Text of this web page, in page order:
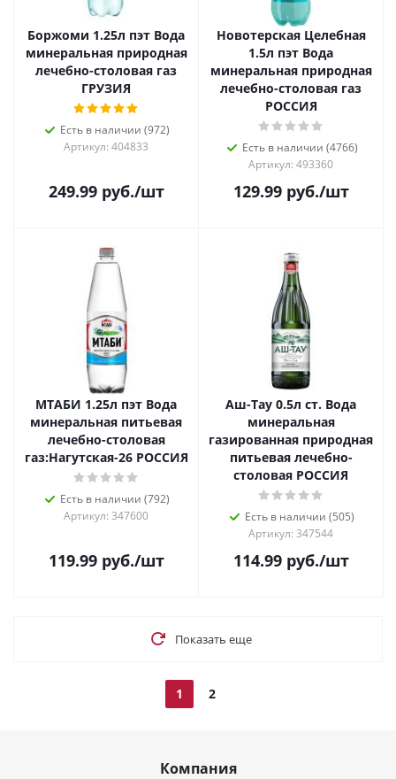
Боржоми 1.25л пэт Вода
минеральная природная
лечебно-столовая газ
ГРУЗИЯ
Есть в наличии (972)
Артикул: 404833
249.99руб./шт
Новотерская Целебная
1.5л пэт Вода
минеральная природная
лечебно-столовая газ
РОССИЯ
Есть в наличии (4766)
Артикул: 493360
129.99руб./шт
МТАБИ 1.25л пэт Вода
минеральная питьевая
лечебно-столовая
газ:Нагутская-26 РОССИЯ
Есть в наличии (792)
Артикул: 347600
119.99руб./шт
Аш-Тау 0.5л ст. Вода
минеральная
газированная природная
питьевая лечебно-
столовая РОССИЯ
Есть в наличии (505)
Артикул: 347544
114.99руб./шт
Показать еще
1 2
Компания